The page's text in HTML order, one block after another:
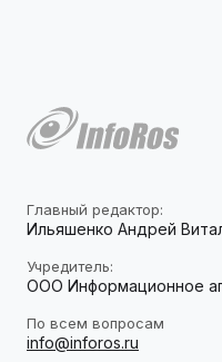
Главный редактор:
Ильяшенко Андрей
Учредитель:
ООО Информационное
По всем вопросам
info@inforos.ru